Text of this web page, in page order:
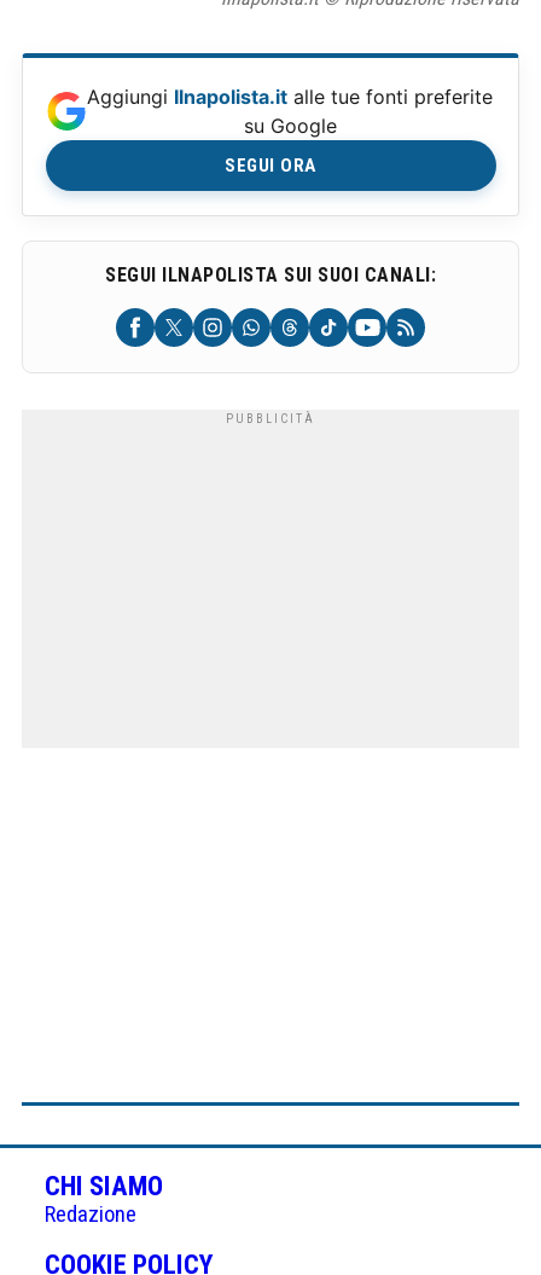
Aggiungi Ilnapolista.it alle tue fonti preferite
su Google
SEGUI ORA
SEGUI ILNAPOLISTA SUI SUOI CANALI:
CHI SIAMO
Redazione
COOKIE POLICY(APRE